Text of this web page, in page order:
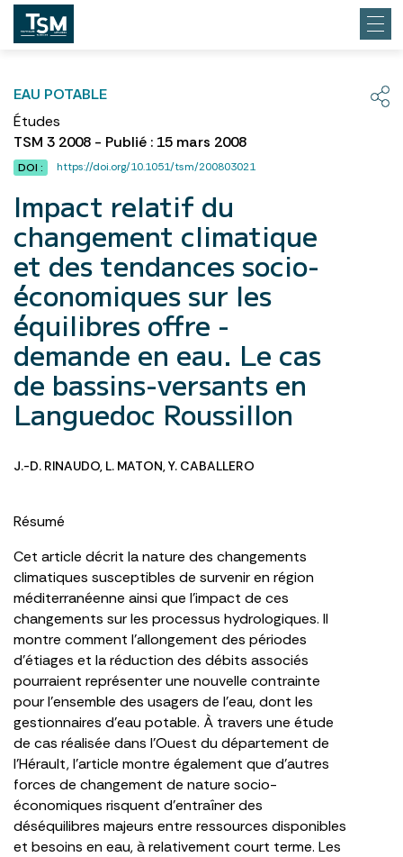
EAU POTABLE
Études
TSM 3 2008 - Publié : 15 mars 2008
DOI : https://doi.org/10.1051/tsm/200803021
Impact relatif du
changement climatique
et des tendances socio-
économiques sur les
équilibres offre -
demande en eau. Le cas
de bassins-versants en
Languedoc Roussillon
J.-D. RINAUDO, L. MATON,Y. CABALLERO
Résumé
Cet article décrit la nature des changements
climatiques susceptibles de survenir en région
méditerranéenne ainsi que l’impact de ces
changements sur les processus hydrologiques. Il
montre comment l’allongement des périodes
d’étiages et la réduction des débits associés
pourraient représenter une nouvelle contrainte
pour l’ensemble des usagers de l’eau, dont les
gestionnaires d’eau potable. À travers une étude
de cas réalisée dans l’Ouest du département de
l’Hérault, l’article montre également que d’autres
forces de changement de nature socio-
économiques risquent d’entraîner des
déséquilibres majeurs entre ressources disponibles
et besoins en eau, à relativement court terme. Les